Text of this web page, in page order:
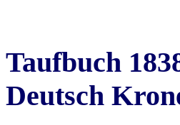
Taufbuch
Deutsch